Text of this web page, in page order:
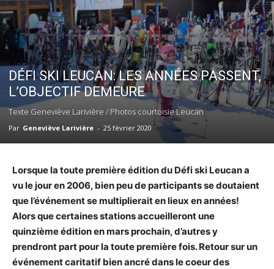
DÉFI SKI LEUCAN: LES ANNÉES PASSENT,
L’OBJECTIF DEMEURE
Texte Geneviève Larivière / Photos courtoisie Leucan
Par Geneviève Larivière - 25 février 2020
Lorsque la toute première édition du Défi ski Leucan a
vu le jour en 2006, bien peu de participants se doutaient
que l’événement se multiplierait en lieux en années!
Alors que certaines stations accueilleront une
quinzième édition en mars prochain, d’autres y
prendront part pour la toute première fois. Retour sur un
événement caritatif bien ancré dans le coeur des